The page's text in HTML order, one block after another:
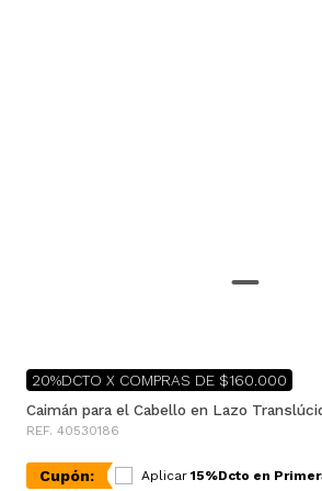
20%DCTO X COMPRAS DE $160.000
Caimán para el Cabello en Lazo
REF. 40530186
Cupón: Aplicar 15%Dcto en